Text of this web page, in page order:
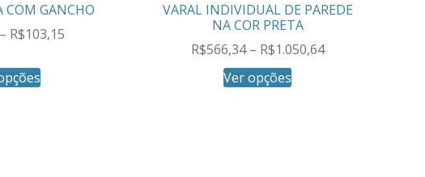
COM GANCHO
– R$103,15
VARAL INDIVIDUAL DE PAREDE
NA COR PRETA
R$566,34– R$1.050,64
Ver opções